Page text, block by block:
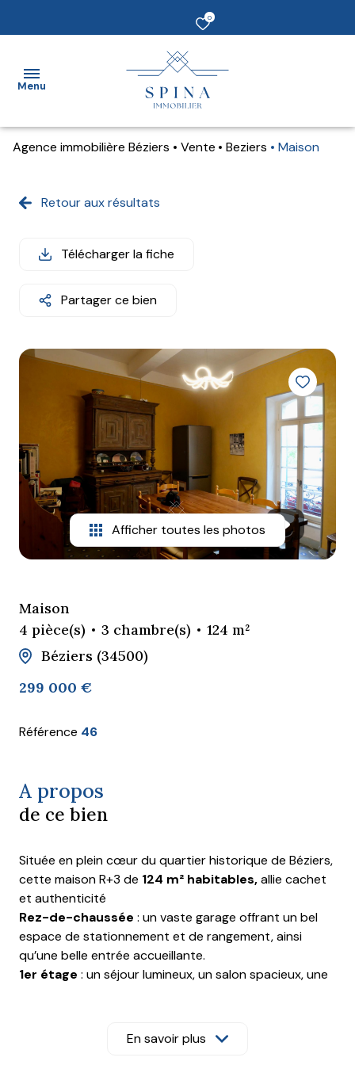
0
Menu
vendre
Louer
Mieux
connaître
Nous
contacter
Nous
rejoindre
Agence immobilière Béziers Vente Beziers Maison
Retour aux résultats
Télécharger la fiche
Partager ce bien
Afficher toutes les photos
Maison
4 pièce(s)
3 chambre(s)
124 m²
Béziers (34500)
299 000 €
Référence 46
A propos
de ce bien
Située en plein cœur du quartier historique de Béziers,
cette maison R+3 de 124 m² habitables,allie cachet
et authenticité
Rez-de-chaussée : un vaste garage offrant un bel
espace de stationnement et de rangement, ainsi
qu’une belle entrée accueillante.
1er étage : un séjour lumineux, un salon spacieux, une
: une grande suite parentale avec salle
En savoir plus